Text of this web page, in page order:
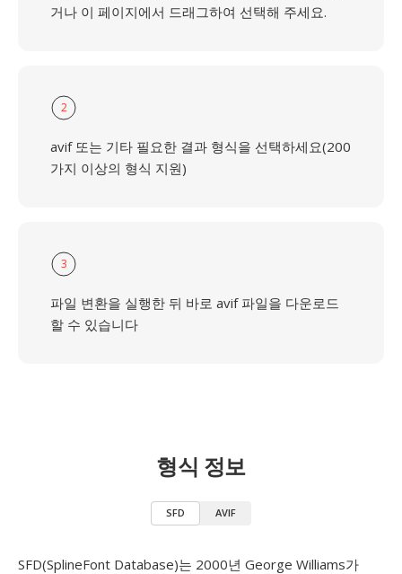
거나 이 페이지에서 드래그하여 선택해 주세요.
2
avif 또는 기타 필요한 결과 형식을 선택하세요(200
가지 이상의 형식 지원)
3
파일 변환을 실행한 뒤 바로 avif 파일을 다운로드
할 수 있습니다
형식 정보
SFD AVIF
SFD(SplineFont Database)는 2000년 George Williams가